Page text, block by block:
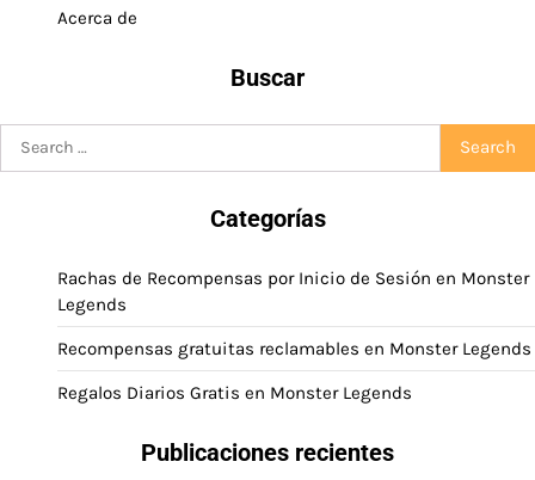
Acerca de
Buscar
Categorías
Rachas de Recompensas por Inicio de Sesión en Monster
Legends
Recompensas gratuitas reclamables en Monster Legends
Regalos Diarios Gratis en Monster Legends
Publicaciones recientes